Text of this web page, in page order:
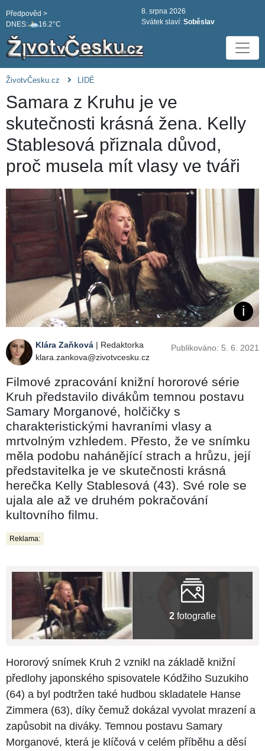
DNES: 16.2°C
Předpověd >
8. srpna 2026
Svátek slaví: Soběslav
ŽivotvČesku.cz LIDÉ
Samara z Kruhu je ve
skutečnosti krásná žena. Kelly
Stablesová přiznala důvod,
proč musela mít vlasy ve tváři
Klára Zaňková | Redaktorka
klara.zankova@zivotvcesku.cz
Publikováno: 5. 6. 2021
Filmové zpracování knižní hororové série
Kruh představilo divákům temnou postavu
Samary Morganové, holčičky s
charakteristickými havraními vlasy a
mrtvolným vzhledem. Přesto, že ve snímku
měla podobu nahánějící strach a hrůzu, její
představitelka je ve skutečnosti krásná
herečka Kelly Stablesová (43). Své role se
ujala ale až ve druhém pokračování
kultovního filmu.
Reklama:
2 fotografie
Hororový snímek Kruh 2 vznikl na základě knižní
předlohy japonského spisovatele Kódžiho Suzukiho
(64) a byl podtržen také hudbou skladatele Hanse
Zimmera (63), díky čemuž dokázal vyvolat mrazení a
zapůsobit na diváky. Temnou postavu Samary
Morganové, která je klíčová v celém příběhu a děsí